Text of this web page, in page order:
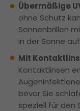
Übermäßige
ohne Schutz
Sonnenbrillen
in der Sonne
Mit
Kontaktlinsen
bevor Sie
speziell für den